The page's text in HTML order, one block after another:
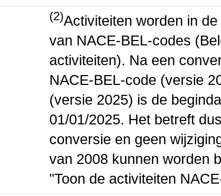
(2)Activiteiten worden in
van NACE-BEL-codes
activiteiten). Na een
NACE-BEL-code (versie
(versie 2025) is de
01/01/2025. Het betreft
conversie en geen
van 2008 kunnen worden
"Toon de activiteiten